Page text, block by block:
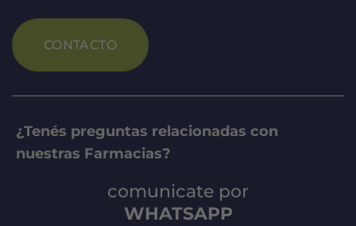
CONTACTO
¿Tenés preguntas relacionadas con
nuestras Farmacias?
comunicate por
WHATSAPP